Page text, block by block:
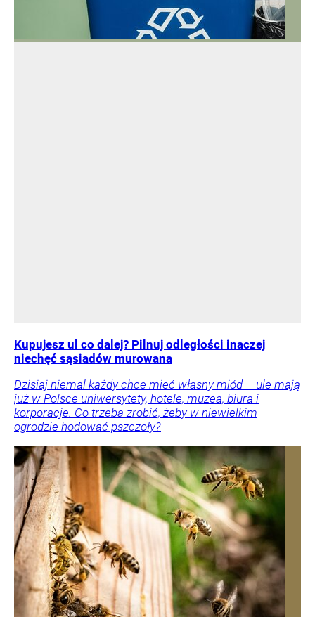
Kupujesz ul co dalej? Pilnuj odległości inaczej
niechęć sąsiadów murowana
Dzisiaj niemal każdy chce mieć własny miód – ule mają
już w Polsce uniwersytety, hotele, muzea, biura i
korporacje. Co trzeba zrobić, żeby w niewielkim
ogrodzie hodować pszczoły?